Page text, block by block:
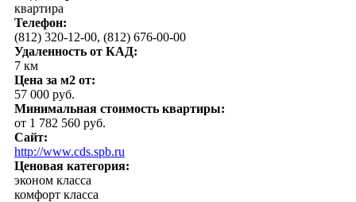
квартира
Телефон:
(812) 320-12-00, (812) 676-00-00
Удаленность от КАД:
7 км
Цена за м2 от:
57 000 руб.
Минимальная стоимость квартиры:
от 1 782 560 руб.
Сайт:
http://www.cds.spb.ru
Ценовая категория:
эконом класса
комфорт класса